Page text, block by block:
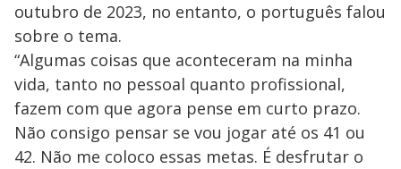
outubro de 2023, no entanto, o português falou
sobre o tema.
“Algumas coisas que aconteceram na minha
vida, tanto no pessoal quanto profissional,
fazem com que agora pense em curto prazo.
Não consigo pensar se vou jogar até os 41 ou
42. Não me coloco essas metas. É desfrutar o